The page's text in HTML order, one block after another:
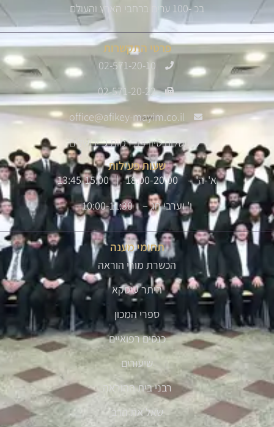
בכ -100 ערים ברחבי הארץ והעולם
פרטי התקשרות
02-571-20-10
02-571-20-22
office@afikey-mayim.co.il
שלום סיון 14, רמות ג' ירושלים
שעות פעילות
א'-ה' – 18:00-20:00 | 13:45-15:00
ו' וערבי חג – 10:00-11:30
תחומי מענה
הכשרת מורי הוראה
היתר עיסקא
ספרי המכון
כנסים רפואיים
שיעורים
רבני בית ההוראה
שאל את הרב